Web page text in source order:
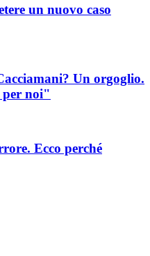
un nuovo caso
Un orgoglio.
noi"
Ecco perché